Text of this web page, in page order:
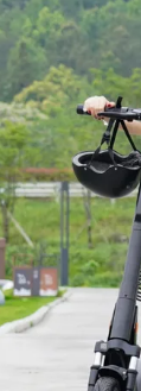
ES400AV2